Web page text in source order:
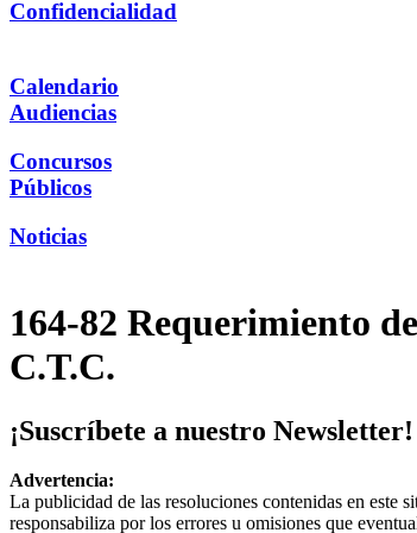
Confidencialidad
Calendario
Audiencias
Concursos
Públicos
Noticias
164-82 Requerimiento
C.T.C.
¡Suscríbete a nuestro Newsletter!
Advertencia:
La publicidad de las resoluciones contenidas en este
responsabiliza por los errores u omisiones que